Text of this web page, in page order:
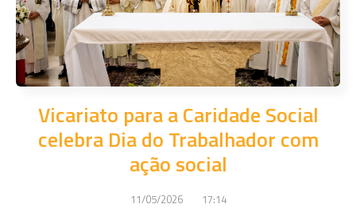
Vicariato para a Caridade Social
celebra Dia do Trabalhador com
ação social
11/05/2026 17:14